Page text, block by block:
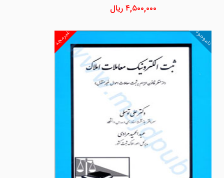
۴,۵۰۰,۰۰۰ریال
غیرمجد ناموجود